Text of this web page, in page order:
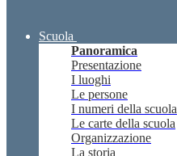
Scuola
Panoramica
Presentazione
I luoghi
Le persone
I numeri della scuola
Le carte della scuola
Organizzazione
La storia